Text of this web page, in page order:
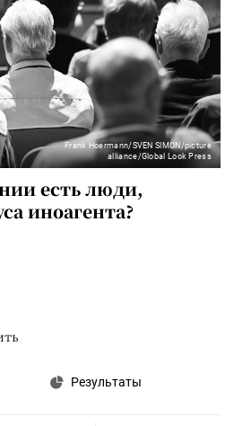
Frank Hoermann/SVEN SIMON/picture
alliance/Global Look Press
есть люди,
иноагента?
Результаты